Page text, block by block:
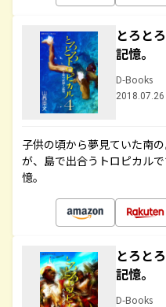
とろと
記憶。
D-Books
2018.07.26
子供の頃から夢見ていた南
が、島で出合うトロピカル
憶。
とろと
記憶。
D-Books